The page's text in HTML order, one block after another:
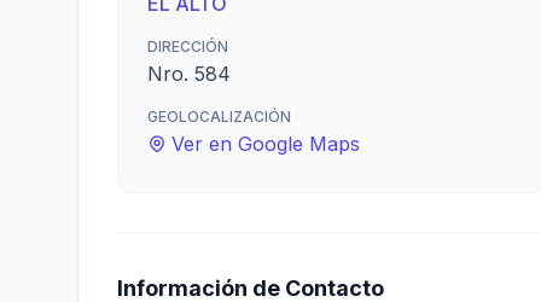
DIRECCIÓN
Nro. 584
GEOLOCALIZACIÓN
Ver en Google Maps
Información de Contacto